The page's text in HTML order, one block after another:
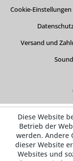
Cookie-Einstellungen
Versand und
Diese Website
Betrieb der
werden. Andere
dieser Website
Websites und